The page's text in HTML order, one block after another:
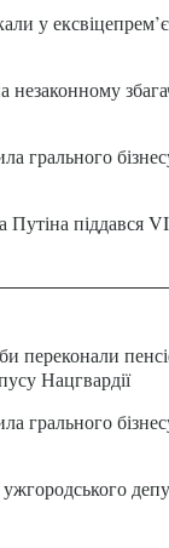
у
незаконному
грального
піддався
переконали
Нацгвардії
грального